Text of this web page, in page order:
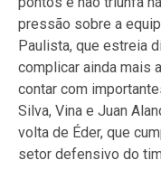
pressão sobre a
Paulista, que estreia
complicar ainda mais
contar com
Silva, Vina e Juan
volta de Éder, que
setor defensivo do